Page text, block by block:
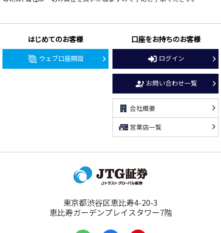
はじめてのお客様
ウェブ口座開設
口座をお持ちのお客様
ログイン
お問い合わせ一覧
会社概要
営業店一覧
東京都渋谷区恵比寿4-20-3
恵比寿ガーデンプレイスタワー7階